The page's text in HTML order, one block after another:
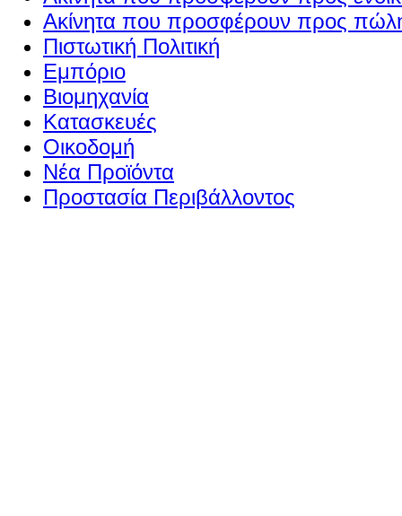
Ακίνητα που προσφέρουν προς
Πιστωτική Πολιτική
Εμπόριο
Βιομηχανία
Κατασκευές
Οικοδομή
Νέα Προϊόντα
Προστασία Περιβάλλοντος